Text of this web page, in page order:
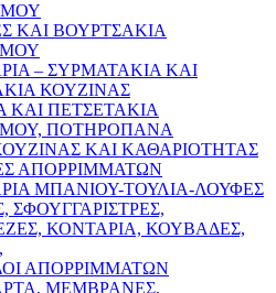
ΚΑΙ ΒΟΥΡΤΣΑΚΙΑ
– ΣΥΡΜΑΤΑΚΙΑ ΚΑΙ
ΚΟΥΖΙΝΑΣ
ΚΑΙ ΠΕΤΣΕΤΑΚΙΑ
ΠΟΤΗΡΟΠΑΝΑ
ΚΑΙ ΚΑΘΑΡΙΟΤΗΤΑΣ
ΑΠΟΡΡΙΜΜΑΤΩΝ
ΜΠΑΝΙΟΥ-ΤΟΥΛΙΑ-ΛΟΥΦΕΣ
ΣΦΟΥΓΓΑΡΙΣΤΡΕΣ,
ΚΟΝΤΑΡΙΑ, ΚΟΥΒΑΔΕΣ,
ΑΠΟΡΡΙΜΜΑΤΩΝ
ΜΕΜΒΡΑΝΕΣ,